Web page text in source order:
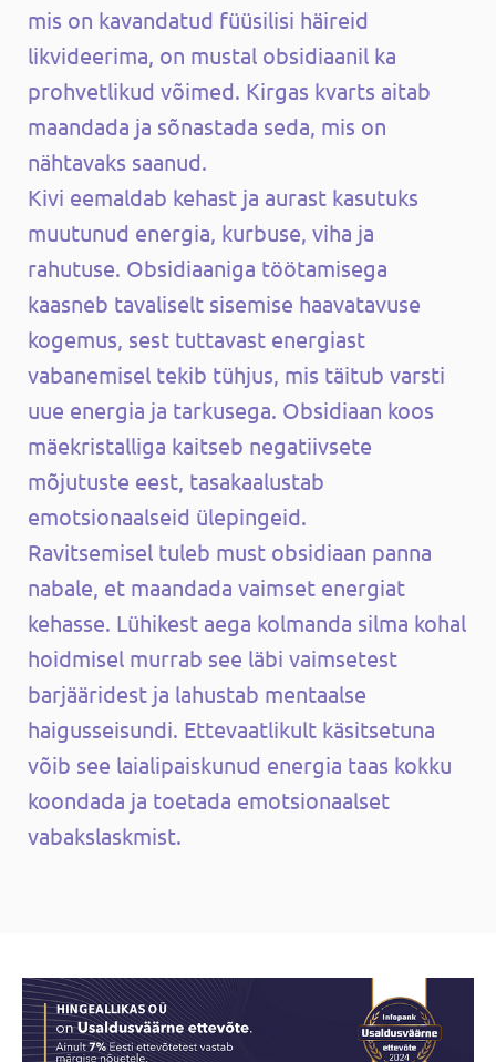
mis on kavandatud füüsilisi häireid
likvideerima, on mustal obsidiaanil ka
prohvetlikud võimed. Kirgas kvarts aitab
maandada ja sõnastada seda, mis on
nähtavaks saanud.
Kivi eemaldab kehast ja aurast kasutuks
muutunud energia, kurbuse, viha ja
rahutuse. Obsidiaaniga töötamisega
kaasneb tavaliselt sisemise haavatavuse
kogemus, sest tuttavast energiast
vabanemisel tekib tühjus, mis täitub varsti
uue energia ja tarkusega. Obsidiaan koos
mäekristalliga kaitseb negatiivsete
mõjutuste eest, tasakaalustab
emotsionaalseid ülepingeid.
Ravitsemisel tuleb must obsidiaan panna
nabale, et maandada vaimset energiat
kehasse. Lühikest aega kolmanda silma kohal
hoidmisel murrab see läbi vaimsetest
barjääridest ja lahustab mentaalse
haigusseisundi. Ettevaatlikult käsitsetuna
võib see laialipaiskunud energia taas kokku
koondada ja toetada emotsionaalset
vabakslaskmist.